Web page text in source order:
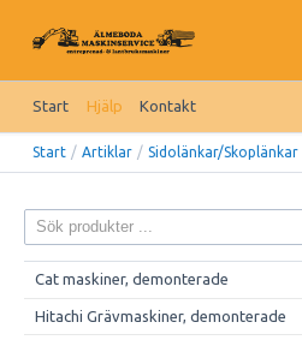
Start Hjälp Kontakt
Start / Artiklar / Sidolänkar/Skoplänkar
Cat maskiner, demonterade
Hitachi Grävmaskiner, demonterade